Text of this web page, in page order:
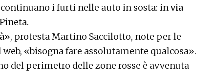
i furti nelle auto in sosta: invia
», protesta Martino Saccilotto, note per le
«bisogna fare assolutamente qualcosa».
del perimetro delle zone rosse è avvenuta